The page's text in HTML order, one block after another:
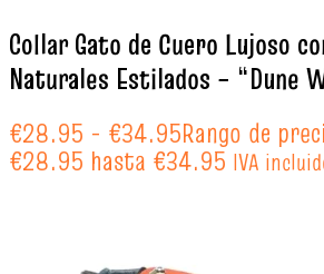
Collar Gato de Cuero Lujoso
Naturales Estilados – “Dune
€28.95 - €34.95Rango de
€28.95 hasta €34.95 IVA